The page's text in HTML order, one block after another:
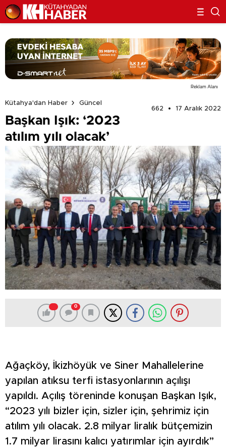
Reklam Alanı
Kütahya'dan Haber
Güncel
662
17 Aralık 2022
Başkan Işık: ‘2023
atılım yılı olacak’
0
Ağaçköy, İkizhöyük ve Siner Mahallelerine
yapılan atıksu terfi istasyonlarının açılışı
yapıldı. Açılış töreninde konuşan Başkan Işık,
“2023 yılı bizler için, sizler için, şehrimiz için
atılım yılı olacak. 2.8 milyar liralık bütçemizin
1.7 milyar lirasını kalıcı yatırımlar için ayırdık”